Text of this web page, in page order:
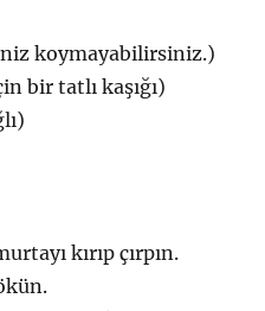
koymayabilirsiniz.)
bir tatlı kaşığı)
kırıp çırpın.